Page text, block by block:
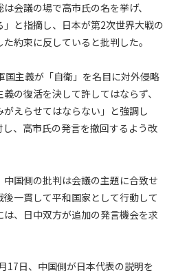
会議の場で高市氏の名を挙げ、
」と指摘し、日本が第2次世界大戦の
約束に反していると批判した。
主義が「自衛」を名目に対外侵略
の復活を決して許してはならず、
えらせてはならない」と強調し
、高市氏の発言を撤回するよう改
国側の批判は会議の主題に合致せ
一貫して平和国家として行動して
、日中双方が追加の発言機会を求
17日、中国側が日本代表の説明を